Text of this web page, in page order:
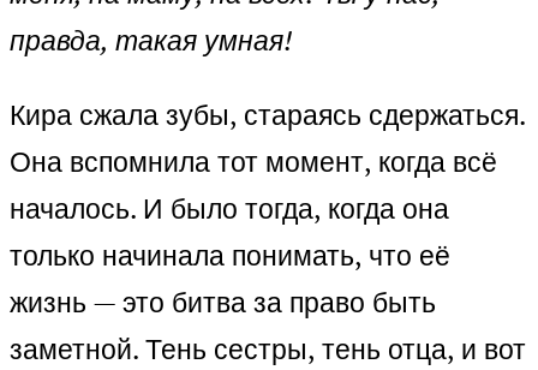
правда, такая умная!
Кира сжала зубы, стараясь сдержаться.
Она вспомнила тот момент, когда всё
началось. И было тогда, когда она
только начинала понимать, что её
жизнь — это битва за право быть
заметной. Тень сестры, тень отца, и вот